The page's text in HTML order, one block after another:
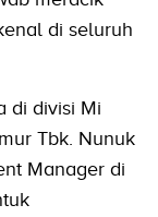
di seluruh
di divisi Mi
Tbk. Nunuk
Manager di